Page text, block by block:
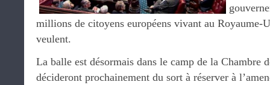
millions de citoyens européens vivant au Royaume-
veulent.
La balle est désormais dans le camp de la Chambre
décideront prochainement du sort à réserver à